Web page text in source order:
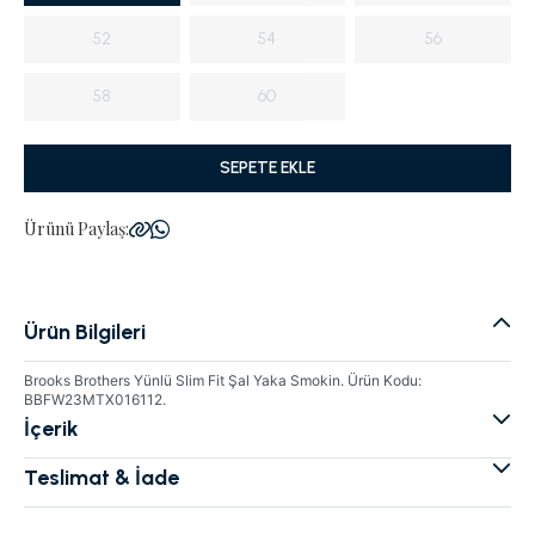
52 54 56
58 60
SEPETE EKLE
Ürünü Paylaş:
Ürün Bilgileri
Brooks Brothers Yünlü Slim Fit Şal Yaka Smokin. Ürün Kodu:
BBFW23MTX016112.
İçerik
Teslimat & İade